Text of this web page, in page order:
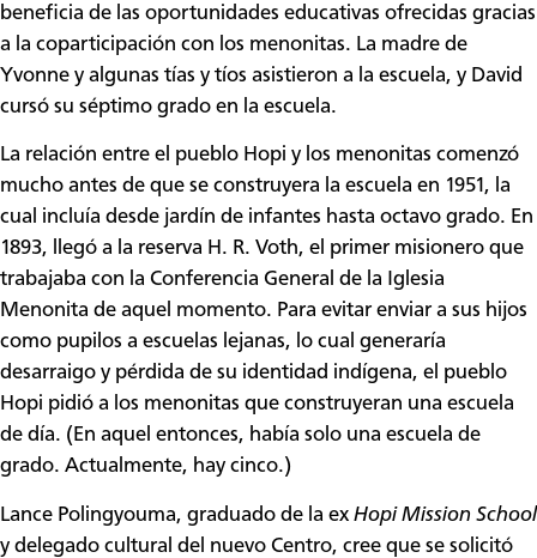
beneficia de las oportunidades educativas ofrecidas gracias
a la coparticipación con los menonitas. La madre de
Yvonne y algunas tías y tíos asistieron a la escuela, y David
cursó su séptimo grado en la escuela.
La relación entre el pueblo Hopi y los menonitas comenzó
mucho antes de que se construyera la escuela en 1951, la
cual incluía desde jardín de infantes hasta octavo grado. En
1893, llegó a la reserva H. R. Voth, el primer misionero que
trabajaba con la Conferencia General de la Iglesia
Menonita de aquel momento. Para evitar enviar a sus hijos
como pupilos a escuelas lejanas, lo cual generaría
desarraigo y pérdida de su identidad indígena, el pueblo
Hopi pidió a los menonitas que construyeran una escuela
de día. (En aquel entonces, había solo una escuela de
grado. Actualmente, hay cinco.)
Lance Polingyouma, graduado de la ex Hopi Mission School
y delegado cultural del nuevo Centro, cree que se solicitó